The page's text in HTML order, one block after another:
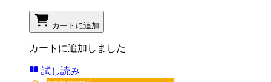
カートに追加
カートに追加しました
試し読み